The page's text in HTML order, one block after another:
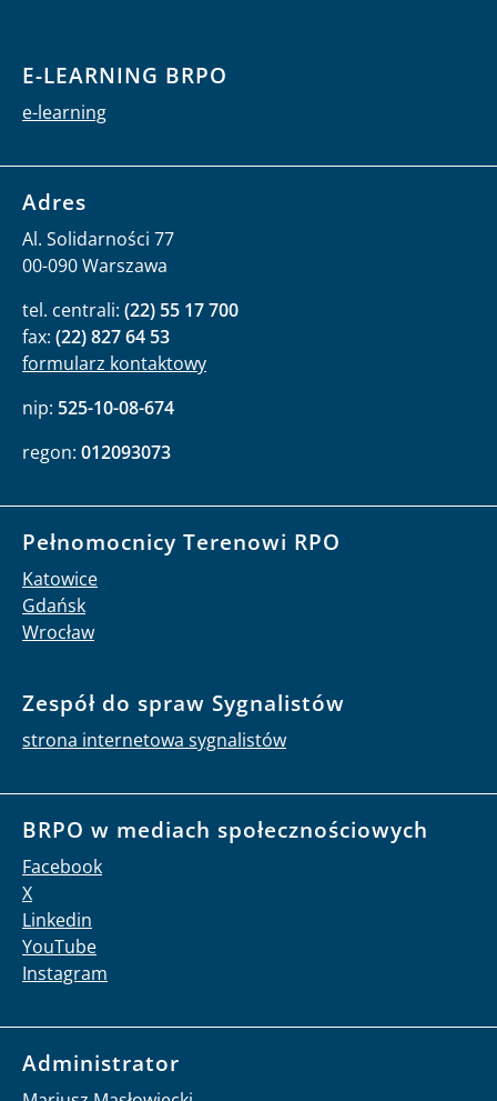
E-LEARNING BRPO
e-learning
Adres
Al. Solidarności 77
00-090 Warszawa
tel. centrali: (22) 55 17 700
fax: (22) 827 64 53
formularz kontaktowy
nip: 525-10-08-674
regon: 012093073
Pełnomocnicy Terenowi RPO
Katowice
Gdańsk
Wrocław
Zespół do spraw Sygnalistów
strona internetowa sygnalistów
BRPO w mediach społecznościowych
Facebook
X
Linkedin
YouTube
Instagram
Administrator